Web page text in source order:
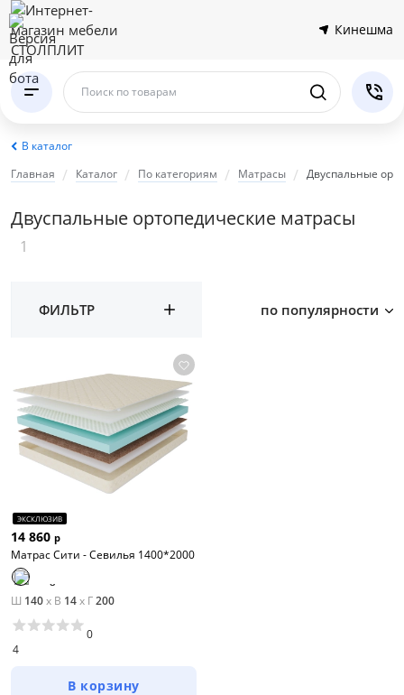
Кинешма
Поиск по товарам
В каталог
Главная
Каталог По категориям Матрасы Двуспальные
Двуспальные ортопедические матрасы
1
ФИЛЬТР по популярности
ЭКСКЛЮЗИВ
14 860 р
Матрас Сити - Севилья 1400*2000
Ш 140x В 14x Г200
4
0
В корзину